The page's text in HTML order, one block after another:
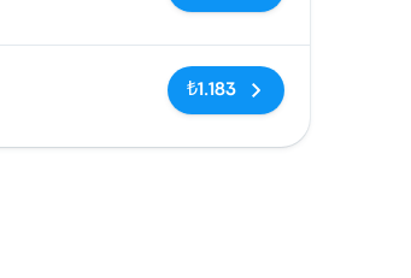
Etiketler yok
₺1.183